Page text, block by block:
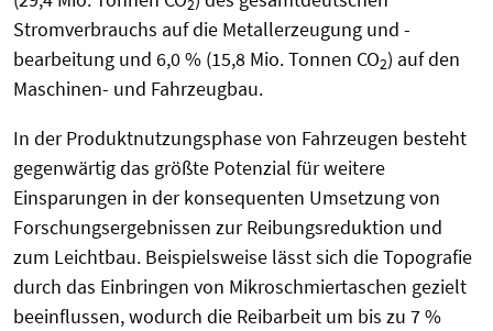
2
Stromverbrauchs auf die Metallerzeugung und -
bearbeitung und 6,0 % (15,8 Mio. Tonnen CO2) auf den
Maschinen- und Fahrzeugbau.
In der Produktnutzungsphase von Fahrzeugen besteht
gegenwärtig das größte Potenzial für weitere
Einsparungen in der konsequenten Umsetzung von
Forschungsergebnissen zur Reibungsreduktion und
zum Leichtbau. Beispielsweise lässt sich die Topografie
durch das Einbringen von Mikroschmiertaschen gezielt
beeinflussen, wodurch die Reibarbeit um bis zu 7 %